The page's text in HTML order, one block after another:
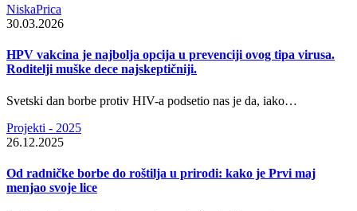
NiskaPrica
30.03.2026
HPV vakcina je najbolja opcija u prevenciji ovog tipa virusa.
Roditelji muške dece najskeptičniji.
Svetski dan borbe protiv HIV-a podsetio nas je da, iako…
Projekti - 2025
26.12.2025
Od radničke borbe do roštilja u prirodi: kako je Prvi maj
menjao svoje lice